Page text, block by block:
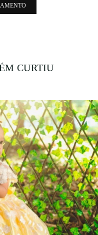
CURTIU